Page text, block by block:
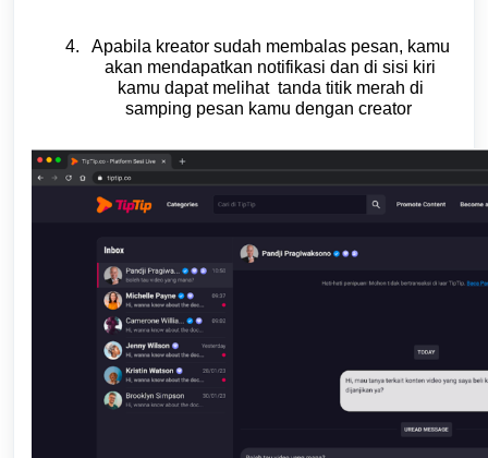
Apabila kreator sudah membalas pesan, kamu
akan mendapatkan notifikasi dan di sisi kiri
kamu dapat melihat tanda titik merah di
samping pesan kamu dengan creator